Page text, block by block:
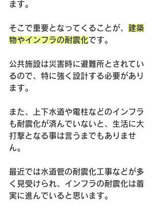
ます。
そこで重要となってくることが、 建築
物やインフラの耐震化です。
公共施設は災害時に避難所とされてい
るので、特に強く設計する必要があり
ます。
また、上下水道や電柱などのインフラ
も耐震化が済んでいないと、生活に大
打撃となる事は言うまでもありませ
ん。
最近では水道管の耐震化工事などが多
く見受けられ、インフラの耐震化は着
実に進んでいると思います。